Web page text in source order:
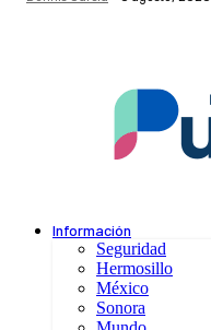
Información
Seguridad
Hermosillo
México
Sonora